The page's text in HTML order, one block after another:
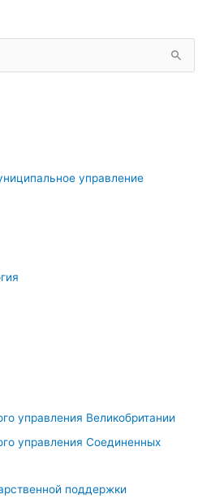
управление
управления Великобритании
управления Соединенных
поддержки